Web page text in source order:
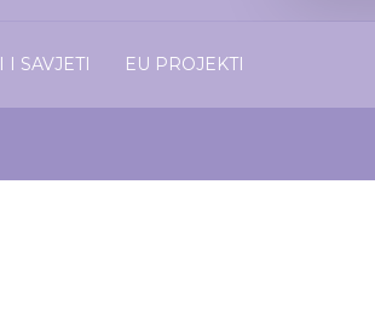
I SAVJETI EU PROJEKTI